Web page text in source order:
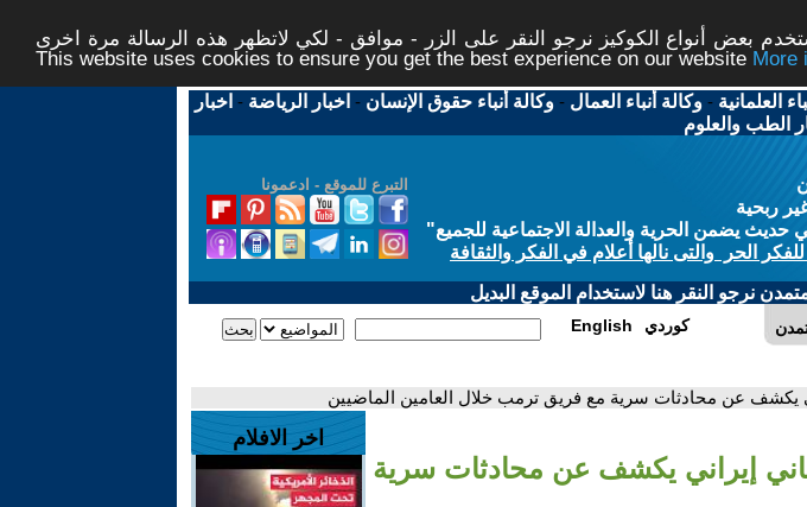
بعض أنواع الكوكيز نرجو النقر على الزر - موافق - لكي لاتظهر هذه الرسالة مرة اخرى -
This website uses cookies to ensure you get the best experience on our website
العلمانية -وكالة أنباء العمال -وكالة أنباء حقوق الإنسان - اخبار الرياضة - اخبار
الطب والعلوم
التبرع للموقع - ادعمونا
ربحية
يضمن الحرية والعدالة الاجتماعية للجميع"
الحر والتى نالها أعلام في الفكر والثقافة
نرجو النقر هنا لاستخدام الموقع البديل
English كوردي
يكشف عن محادثات سرية مع فريق ترمب خلال العامين الماضيين
إيراني يكشف عن محادثات سرية
اخر الافلام